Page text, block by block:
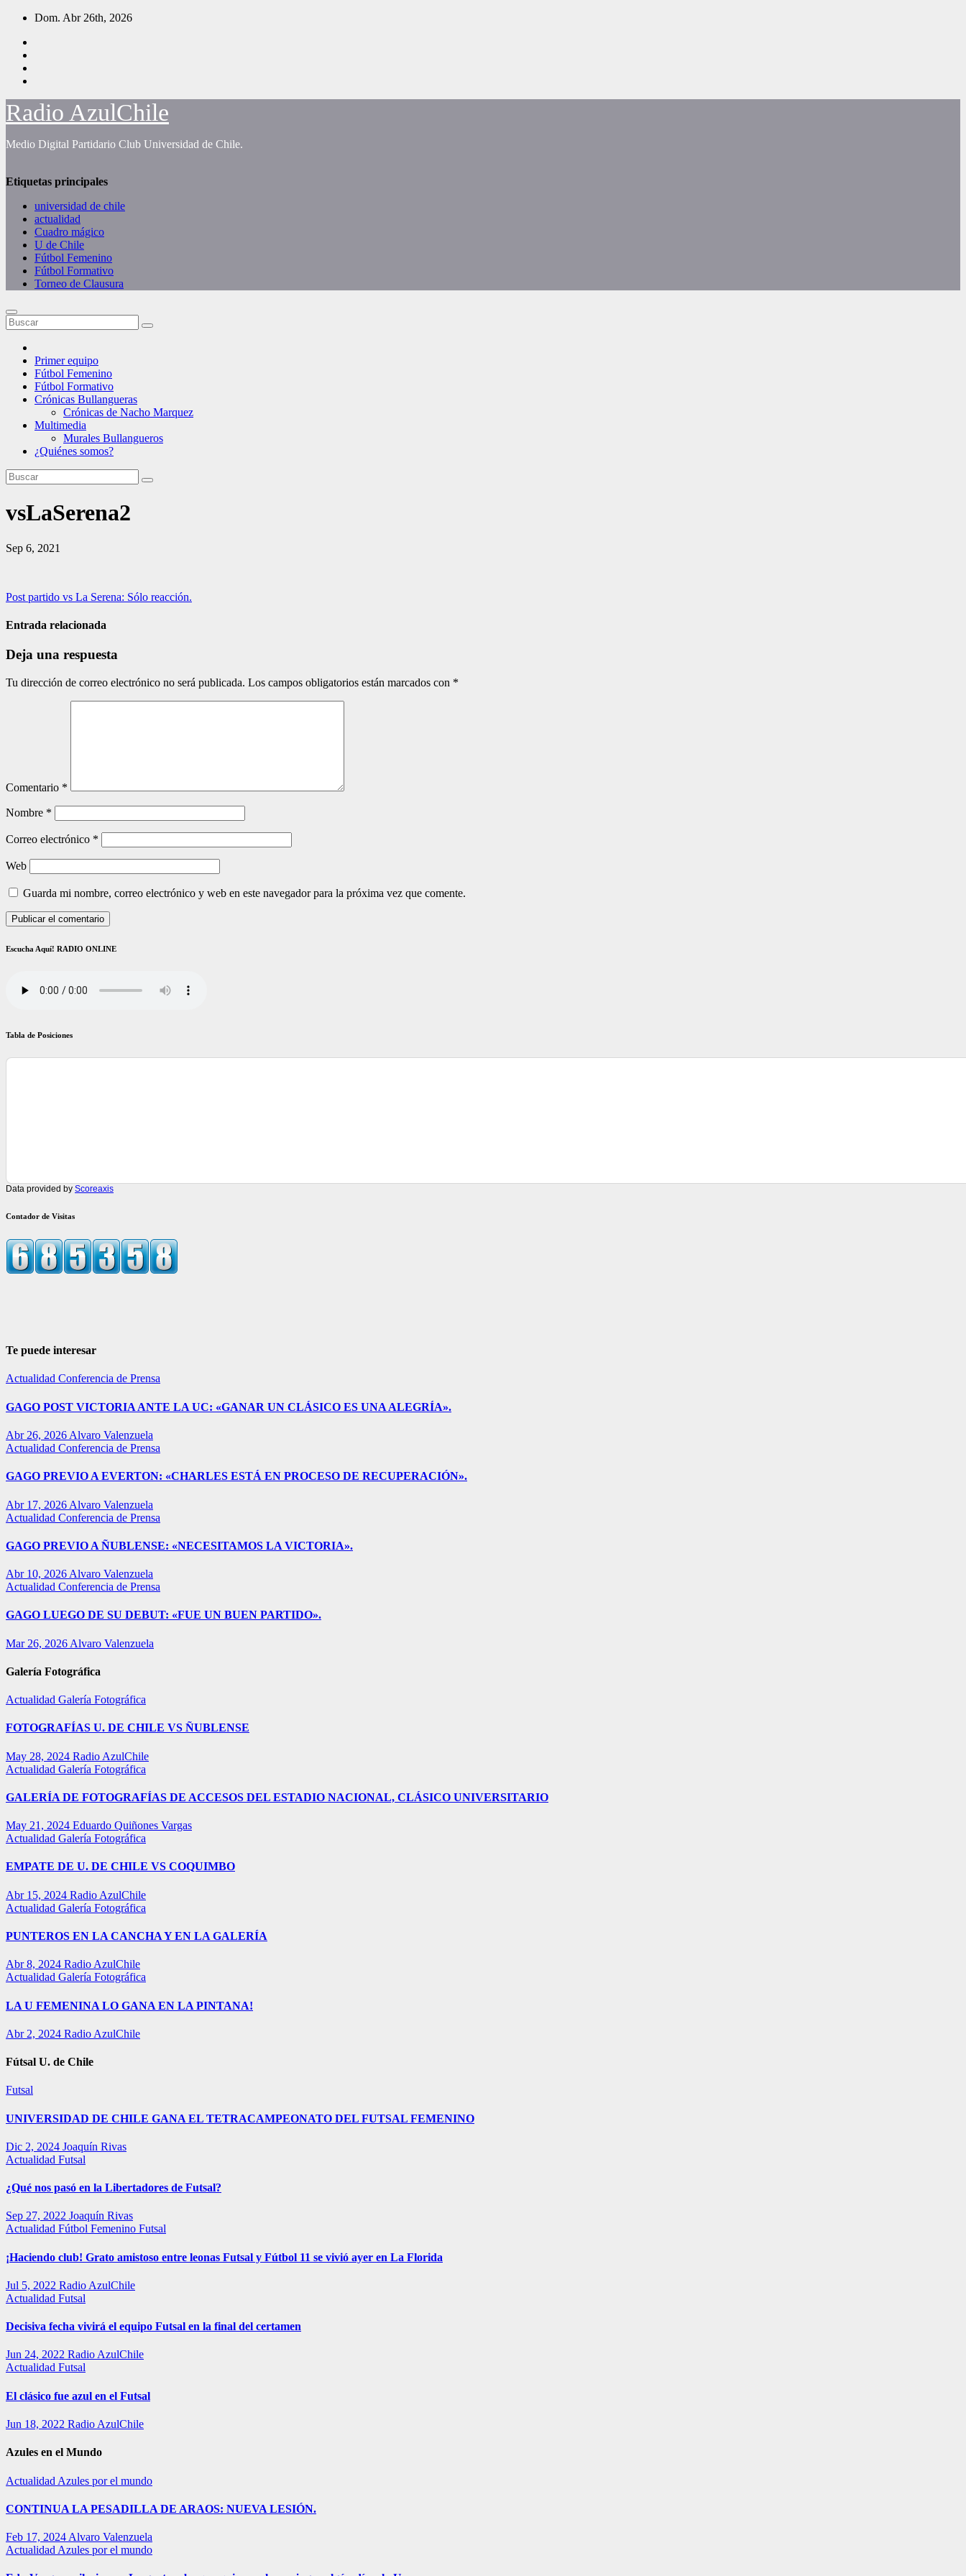
Saltar
contenido
Dom. Abr 26th, 2026
Radio AzulChile
Medio Digital Partidario Club Universidad de Chile.
Etiquetas principales
universidad de chile
actualidad
Cuadro mágico
U de Chile
Fútbol Femenino
Fútbol Formativo
Torneo de Clausura
Primer equipo
Fútbol Femenino
Fútbol Formativo
Crónicas Bullangueras
Crónicas de Nacho Marquez
Multimedia
Murales Bullangueros
¿Quiénes somos?
vsLaSerena2
Sep 6, 2021
Navegación
de
Post partido vs La Serena: Sólo reacción.
Entrada relacionada
Deja una respuesta
Tu dirección de correo electrónico no será publicada. Los campos obligatorios están marcados con *
Comentario *
Nombre *
Correo electrónico *
Web
Guarda mi nombre, correo electrónico y web en este navegador para la próxima vez que comente.
Escucha Aquí! RADIO ONLINE
Tabla de Posiciones
Data provided by Scoreaxis
Contador de Visitas
Te puede interesar
Actualidad Conferencia de Prensa
GAGO POST VICTORIA ANTE LA UC: «GANAR UN CLÁSICO ES UNA ALEGRÍA».
Abr 26, 2026 Alvaro Valenzuela
Actualidad Conferencia de Prensa
GAGO PREVIO A EVERTON: «CHARLES ESTÁ EN PROCESO DE RECUPERACIÓN».
Abr 17, 2026 Alvaro Valenzuela
Actualidad Conferencia de Prensa
GAGO PREVIO A ÑUBLENSE: «NECESITAMOS LA VICTORIA».
Abr 10, 2026 Alvaro Valenzuela
Actualidad Conferencia de Prensa
GAGO LUEGO DE SU DEBUT: «FUE UN BUEN PARTIDO».
Mar 26, 2026 Alvaro Valenzuela
Galería Fotográfica
Actualidad Galería Fotográfica
FOTOGRAFÍAS U. DE CHILE VS ÑUBLENSE
May 28, 2024 Radio AzulChile
Actualidad Galería Fotográfica
GALERÍA DE FOTOGRAFÍAS DE ACCESOS DEL ESTADIO NACIONAL, CLÁSICO UNIVERSITARIO
May 21, 2024 Eduardo Quiñones Vargas
Actualidad Galería Fotográfica
EMPATE DE U. DE CHILE VS COQUIMBO
Abr 15, 2024 Radio AzulChile
Actualidad Galería Fotográfica
PUNTEROS EN LA CANCHA Y EN LA GALERÍA
Abr 8, 2024 Radio AzulChile
Actualidad Galería Fotográfica
LA U FEMENINA LO GANA EN LA PINTANA!
Abr 2, 2024 Radio AzulChile
Fútsal U. de Chile
Futsal
UNIVERSIDAD DE CHILE GANA EL TETRACAMPEONATO DEL FUTSAL FEMENINO
Dic 2, 2024 Joaquín Rivas
Actualidad Futsal
¿Qué nos pasó en la Libertadores de Futsal?
Sep 27, 2022 Joaquín Rivas
Actualidad Fútbol Femenino Futsal
¡Haciendo club! Grato amistoso entre leonas Futsal y Fútbol 11 se vivió ayer en La Florida
Jul 5, 2022 Radio AzulChile
Actualidad Futsal
Decisiva fecha vivirá el equipo Futsal en la final del certamen
Jun 24, 2022 Radio AzulChile
Actualidad Futsal
El clásico fue azul en el Futsal
Jun 18, 2022 Radio AzulChile
Azules en el Mundo
Actualidad Azules por el mundo
CONTINUA LA PESADILLA DE ARAOS: NUEVA LESIÓN.
Feb 17, 2024 Alvaro Valenzuela
Actualidad Azules por el mundo